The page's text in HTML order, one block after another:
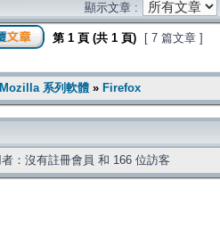
顯示文章 :
第 1 頁 (共 1 頁) [ 7 篇文章 ]
Mozilla 系列軟體 » Firefox
：沒有註冊會員 和 166 位訪客